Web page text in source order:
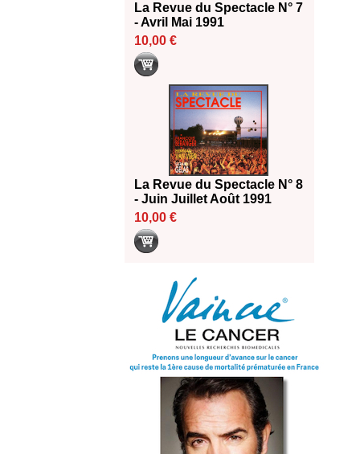
La Revue du Spectacle N° 7
- Avril Mai 1991
10,00 €
La Revue du Spectacle N° 8
- Juin Juillet Août 1991
10,00 €